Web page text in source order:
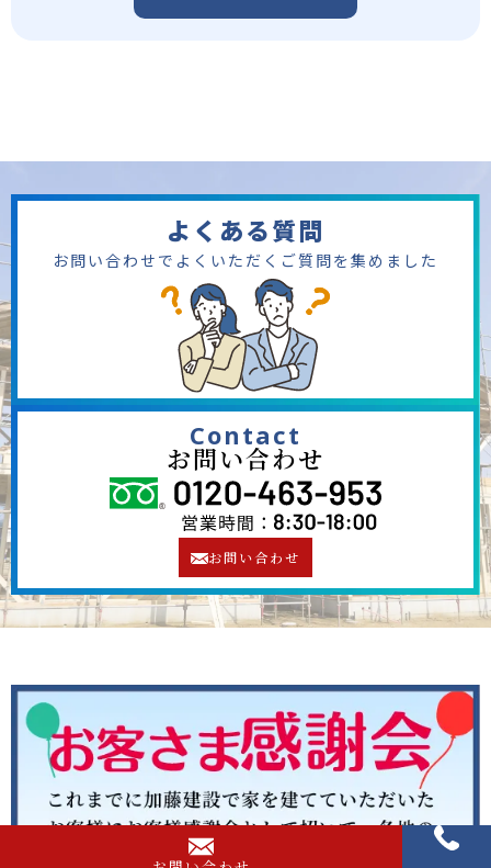
よくある質問
お問い合わせでよくいただくご質問を集めました
Contact
お問い合わせ
お問い合わせ